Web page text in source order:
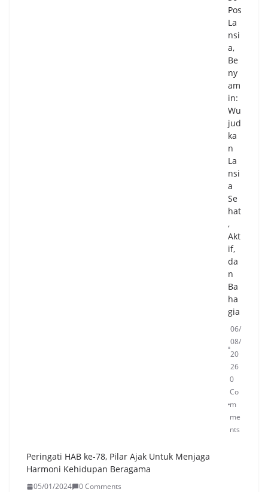
Pos
La
nsi
a,
Be
ny
am
in:
Wu
jud
ka
n
La
nsi
a
Se
hat
,
Akt
if,
da
n
Ba
ha
gia
06/
08/
20
26
0
Co
m
me
nts
Peringati HAB ke-78, Pilar Ajak Untuk Menjaga
Harmoni Kehidupan Beragama
05/01/2024 0 Comments